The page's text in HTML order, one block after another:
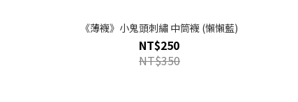
《薄襪》小鬼頭刺繡 中筒襪 (懶懶藍)
NT$250
NT$350